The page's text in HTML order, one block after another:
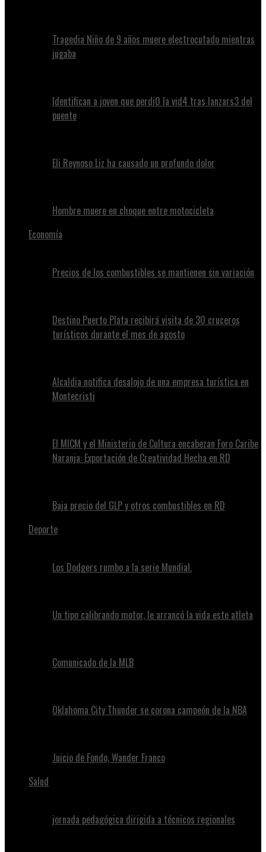
Tragedia Niño de 9 años muere electrocutado mientras
jugaba
Identifican a joven que perdi0 la vid4 tras lanzars3 del
puente
Eli Reynoso Liz ha causado un profundo dolor
Hombre muere en choque entre motocicleta
Economía
Precios de los combustibles se mantienen sin variación
Destino Puerto Plata recibirá visita de 30 cruceros
turísticos durante el mes de agosto
Alcaldia notifica desalojo de una empresa turística en
Montecristi
El MICM y el Ministerio de Cultura encabezan Foro Caribe
Naranja: Exportación de Creatividad Hecha en RD
Baja precio del GLP y otros combustibles en RD
Deporte
Los Dodgers rumbo a la serie Mundial.
Un tipo calibrando motor, le arrancó la vida este atleta
Comunicado de la MLB
Oklahoma City Thunder se corona campeón de la NBA
Juicio de Fondo, Wander Franco
Salud
jornada pedagógica dirigida a técnicos regionales